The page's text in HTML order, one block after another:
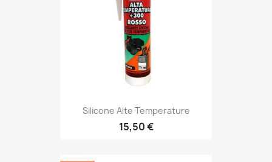
Silicone Alte Temperature
15,50 €